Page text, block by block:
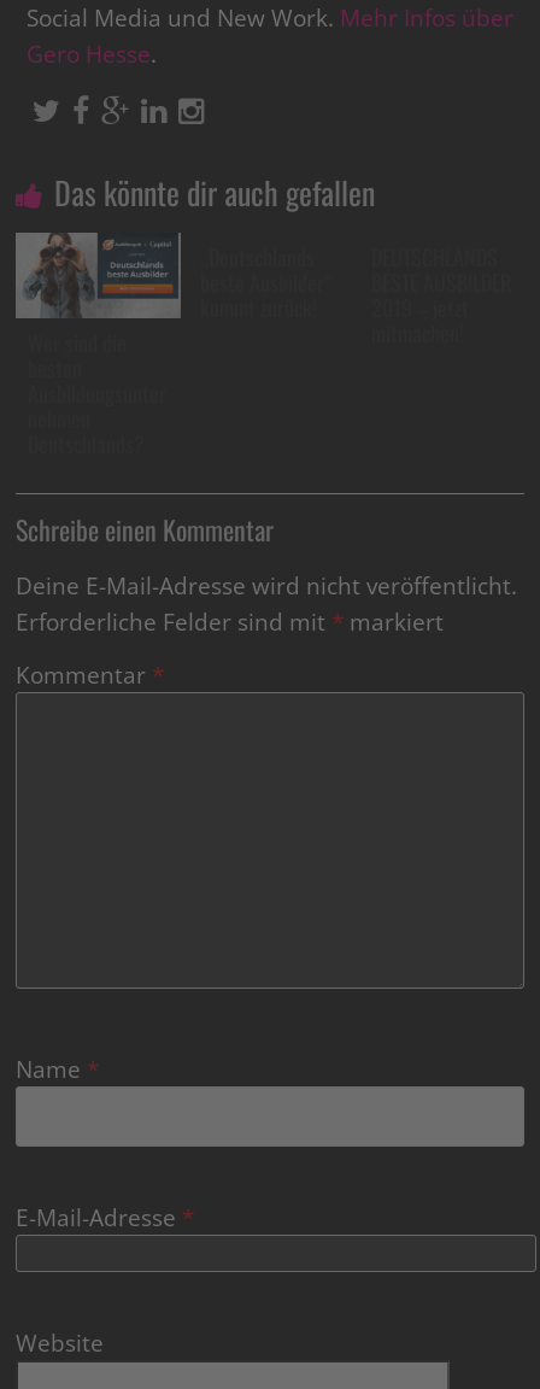
Social Media und New Work. Mehr Infos über
Gero Hesse.
Das könnte dir auch gefallen
Schreibe einen Kommentar
Deine E-Mail-Adresse wird nicht veröffentlicht.
Erforderliche Felder sind mit * markiert
Kommentar *
Name *
E-Mail-Adresse *
Website